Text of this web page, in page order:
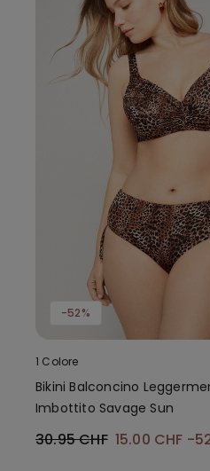
-52%
1 Colore
Bikini Balconcino
Imbottito Savage Sun
30.95 CHF 15.00 CHF -